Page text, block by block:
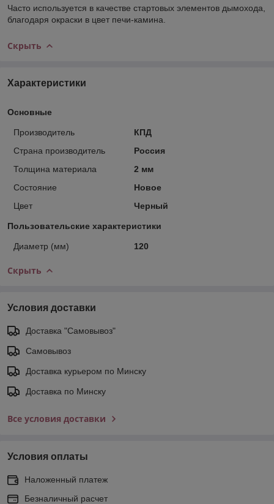
Часто используется в качестве стартовых элементов дымохода,
благодаря окраски в цвет печи-камина.
Скрыть
Характеристики
Основные
Производитель
КПД
Страна производитель
Россия
Толщина материала
2 мм
Состояние
Новое
Цвет
Черный
Пользовательские характеристики
Диаметр (мм) 120
Скрыть
Условия доставки
Доставка "Самовывоз"
Самовывоз
Доставка курьером по Минску
Доставка по Минску
Все условия доставки
Условия оплаты
Наложенный платеж
Безналичный расчет